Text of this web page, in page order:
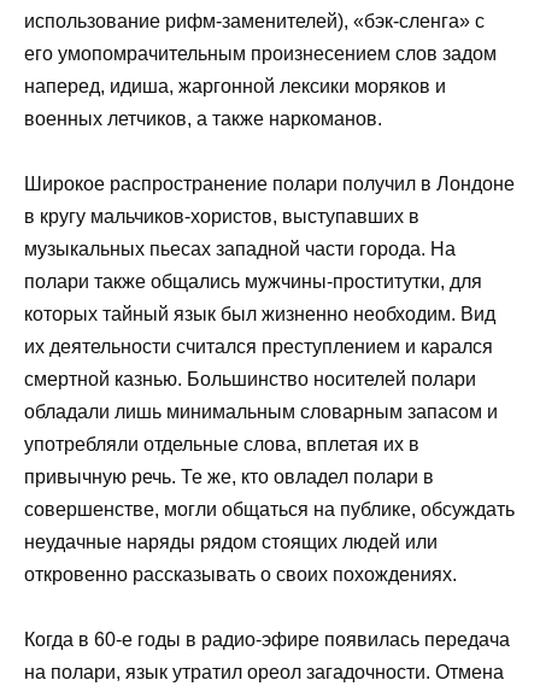
использование рифм-заменителей), «бэк-сленга» с
его умопомрачительным произнесением слов задом
наперед, идиша, жаргонной лексики моряков и
военных летчиков, а также наркоманов.
Широкое распространение полари получил в Лондоне
в кругу мальчиков-хористов, выступавших в
музыкальных пьесах западной части города. На
полари также общались мужчины-проститутки, для
которых тайный язык был жизненно необходим. Вид
их деятельности считался преступлением и карался
смертной казнью. Большинство носителей полари
обладали лишь минимальным словарным запасом и
употребляли отдельные слова, вплетая их в
привычную речь. Те же, кто овладел полари в
совершенстве, могли общаться на публике, обсуждать
неудачные наряды рядом стоящих людей или
откровенно рассказывать о своих похождениях.
Когда в 60-е годы в радио-эфире появилась передача
на полари, язык утратил ореол загадочности. Отмена